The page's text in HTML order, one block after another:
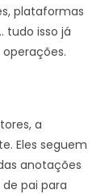
plataformas
tudo isso já
a
Eles seguem
anotações
pai para